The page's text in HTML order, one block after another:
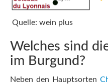
Quelle: wein plus
Welches sind
im Burgund?
Neben den Hauptsorten